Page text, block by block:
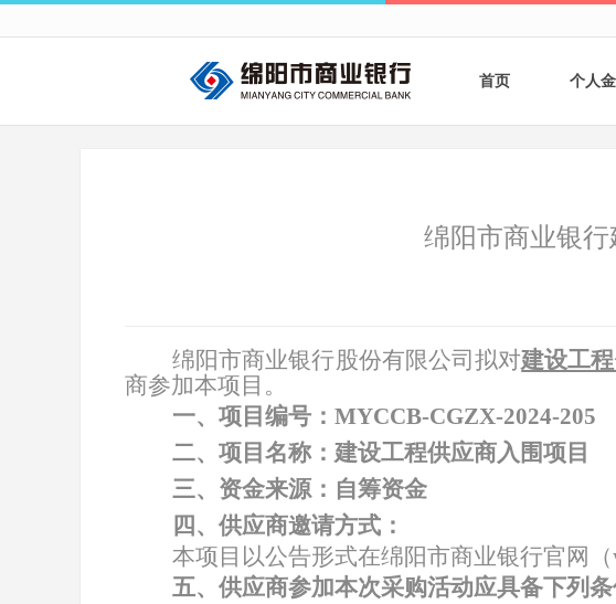
首页 个人
财富
绵阳市商业银
绵阳市商业银行股份有限公司拟对建设工
商参加本项目 。
一、项目编号： MYCCB-CGZX-2024-205
二、项目名称： 建设工程供应商入围项目
三、资金来源：自筹资金
四 、供应商邀请方式：
本项目以公告形式在绵阳市商业银行官网
五、供应商参加本次采购活动应具备下列条